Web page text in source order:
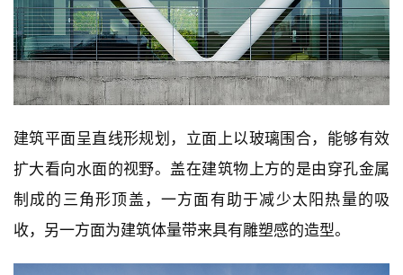
扩大看向水面的视野。盖在建筑物上方的是由穿孔金属
制成的三角形顶盖，一方面有助于减少太阳热量的吸
收，另一方面为建筑体量带来具有雕塑感的造型。